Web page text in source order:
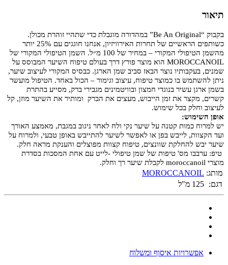
תיאור
בקבוק “Be An Original” במהדורה מוגבלת כדי שתהיי זוהרת מכולן.
כשותפים הראשיים של תחרות האירוויזיון, אנחנו חוגגים עם 25% יותר
מהשמן הטיפולי המקורי – במחיר של 100 מ״ל. השמן הטיפולי המקורי של
MOROCCANOIL הוא מוצר פורץ דרך בעולם טיפוח השיער המבוסס על
שמנים, בעקבותיו נוצר הבאז סביב שמן הארגן. כבסיס המקורי לעיצוב שיער,
ניתן להשתמש בו כמוצר טיפוח, עיצוב וגימור – הכול באחד. הטיפול מועשר
בשמן ארגן עשיר בנוגדי חמצון ובוויטמינים מגבירי ברק, מסייע בהתרת
קשרים, מקצר את זמן הייבוש, מעצים את הברק ומותיר את השיער מוזן, קל
לעיצוב וחלק בכל שימוש.
אופן השימוש:
יש למרוח כמות קטנה על שיער נקי ולח לאחר ניגוב במגבת, מאמצע האורך
ועד הקצוות, לייבש בפן או לאפשר לשיער להתייבש באופן טבעי, ולמרוח על
שיער יבש להחלקת שוונצים, טיפוח קצוות מפוצלים והענקת מראה חלק.
טיפ: ערבבו מס' טיפות של שמן טיפולי -לייט עם אחת המסכות בסדרת
מוצרי moroccanoil לקבלת שיער רך וחלק.
מותג: MOROCCANOIL
דגם: 125 מ"ל
אפשרויות איסוף ומשלוח